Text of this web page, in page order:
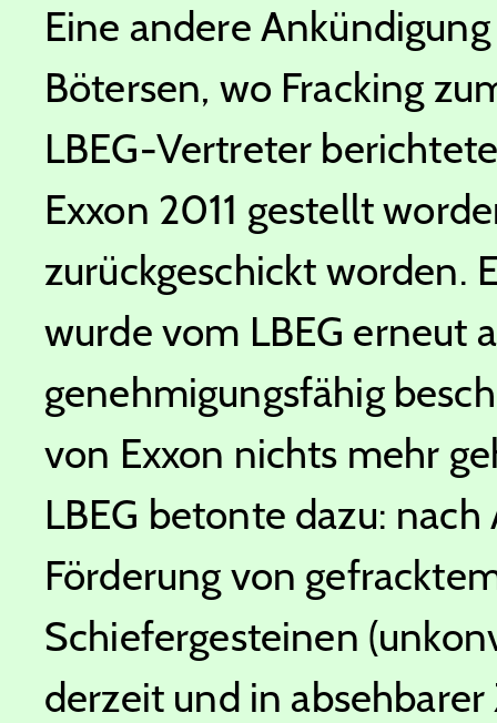
Eine andere
Bötersen, wo Fracking
LBEG-Vertreter
Exxon 2011 gestellt
zurückgeschickt worden.
wurde vom LBEG erneut
genehmigungsfähig
von Exxon nichts mehr
LBEG betonte dazu:
Förderung von
Schiefergesteinen
derzeit und in